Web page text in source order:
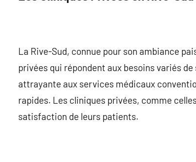
La Rive-Sud, connue pour son ambiance
privées qui répondent aux besoins variés
attrayante aux services médicaux
rapides. Les cliniques privées, comme
satisfaction de leurs patients.